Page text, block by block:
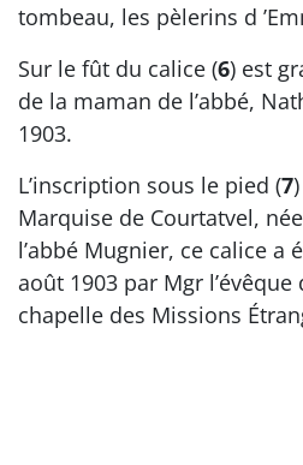
tombeau, les pèlerins d
Sur le fût du calice (6) est
de la maman de l’abbé,
1903.
L’inscription sous le pied (7
Marquise de Courtatvel,
l’abbé Mugnier, ce calice a
août 1903 par Mgr
chapelle des Missions